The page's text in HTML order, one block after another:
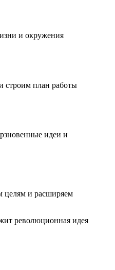
и окружения
строим план работы
идеи и
целям и расширяем
революционная идея